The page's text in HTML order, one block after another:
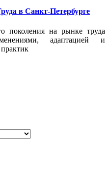
в Санкт-Петербурге
поколения на рынке труда
адаптацией и